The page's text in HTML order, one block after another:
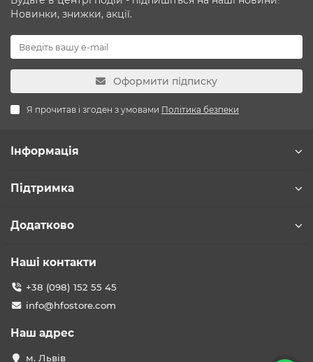
Новинки, знижки, акції.
Оформити підписку
Я прочитав і згоден з умовами Політика безпеки
Інформація
Підтримка
Додатково
Наші контакти
+38 (098) 152 55 45
info@hfostore.com
Наш адрес
м. Львів